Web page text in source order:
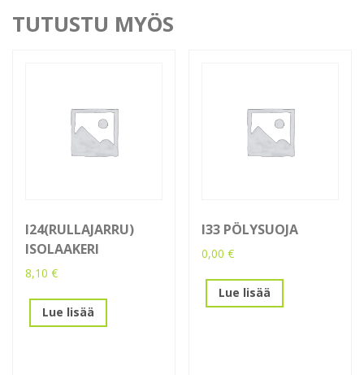
TUTUSTU MYÖS
I24(RULLAJARRU)
ISOLAAKERI
8,10 €
Lue lisää
I33 PÖLYSUOJA
0,00€
Lue lisää